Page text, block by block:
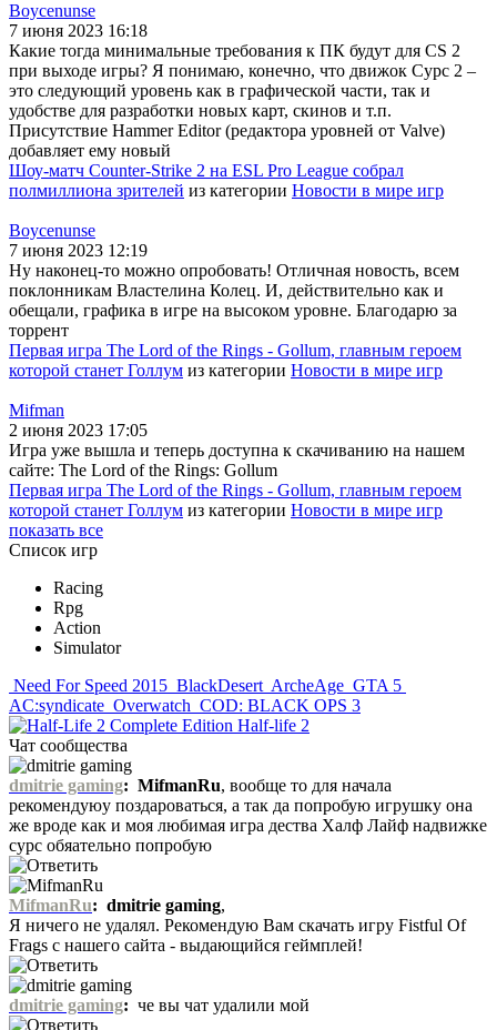
Boycenunse
7 июня 2023 16:18
Какие тогда минимальные требования к ПК будут для CS 2
при выходе игры? Я понимаю, конечно, что движок Сурс 2 –
это следующий уровень как в графической части, так и
удобстве для разработки новых карт, скинов и т.п.
Присутствие Hammer Editor (редактора уровней от Valve)
добавляет ему новый
Шоу-матч Counter-Strike 2 на ESL Pro League собрал
полмиллиона зрителей из категории Новости в мире игр
Boycenunse
7 июня 2023 12:19
Ну наконец-то можно опробовать! Отличная новость, всем
поклонникам Властелина Колец. И, действительно как и
обещали, графика в игре на высоком уровне. Благодарю за
торрент
Первая игра The Lord of the Rings - Gollum, главным героем
которой станет Голлум из категории Новости в мире игр
Mifman
2 июня 2023 17:05
Игра уже вышла и теперь доступна к скачиванию на нашем
сайте: The Lord of the Rings: Gollum
Первая игра The Lord of the Rings - Gollum, главным героем
которой станет Голлум из категории Новости в мире игр
показать все
Список игр
Racing
Rpg
Action
Simulator
Need For Speed 2015 BlackDesert ArcheAge GTA 5
AC:syndicate Overwatch COD: BLACK OPS 3
Half-life 2
Чат сообщества
dmitrie gaming: MifmanRu, вообще то для начала
рекомендуюу поздароваться, а так да попробую игрушку она
же вроде как и моя любимая игра дества Халф Лайф надвижке
сурс обяательно попробую
MifmanRu: dmitrie gaming,
Я ничего не удалял. Рекомендую Вам скачать игру Fistful Of
Frags с нашего сайта - выдающийся геймплей!
dmitrie gaming: че вы чат удалили мой